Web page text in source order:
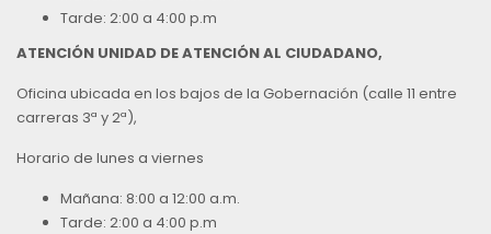
Tarde: 2:00 a 4:00 p.m
ATENCIÓN UNIDAD DE ATENCIÓN AL CIUDADANO,
Oficina ubicada en los bajos de la Gobernación (calle 11 entre
carreras 3ª y 2ª),
Horario de lunes a viernes
Mañana: 8:00 a 12:00 a.m.
Tarde: 2:00 a 4:00 p.m